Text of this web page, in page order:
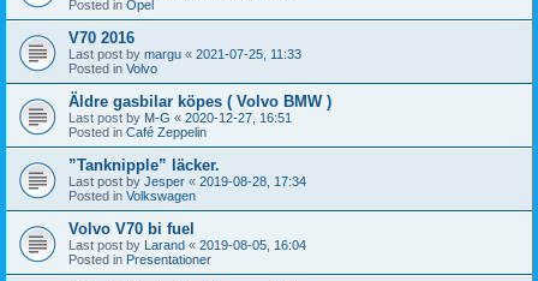
Posted in Opel
V70 2016
Last post by margu « 2021-07-25, 11:33
Posted in Volvo
Äldre gasbilar köpes ( Volvo BMW )
Last post by M-G « 2020-12-27, 16:51
Posted in Café Zeppelin
”Tanknipple” läcker.
Last post by Jesper « 2019-08-28, 17:34
Posted in Volkswagen
Volvo V70 bi fuel
Last post by Larand « 2019-08-05, 16:04
Posted in Presentationer